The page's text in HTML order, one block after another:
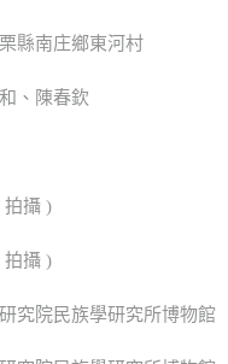
縣南庄鄉東河村
、陳春欽
拍攝 )
拍攝 )
究院民族學研究所博物館